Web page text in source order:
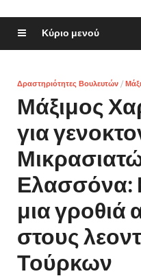
Κύριο μενού
Δραστηριότητες Βουλευτών /
Μάξιμος
για
Ελασσόνα:
μια γροθιά
στους
Τούρκων